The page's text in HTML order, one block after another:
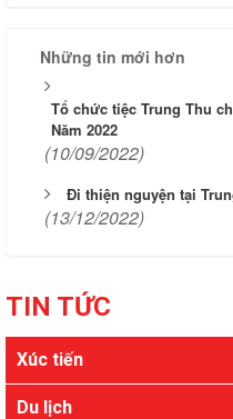
Những tin mới hơn
Tổ chức tiệc Trung Thu
Năm 2022
(10/09/2022)
Đi thiện nguyện tại
(13/12/2022)
TIN TỨC
Xúc tiến
Du lịch